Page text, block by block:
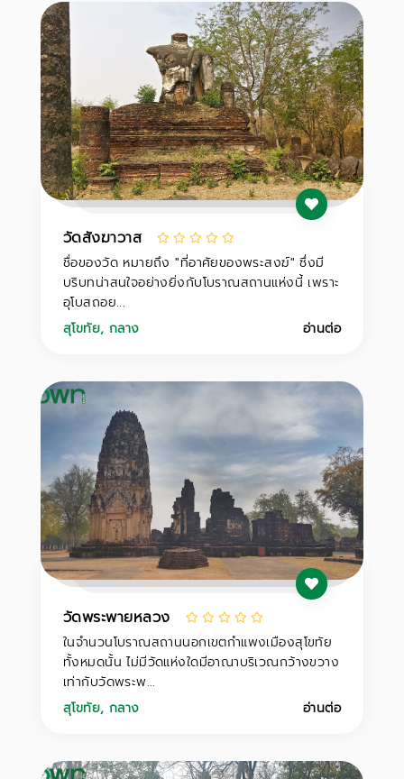
วัดสังฆาวาส
ชื่อของวัด หมายถึง "ที่อาศัยของพระสงฆ์" ซึ่งมี
บริบทน่าสนใจอย่างยิ่งกับโบราณสถานแห่งนี้ เพราะ
อุโบสถอย...
สุโขทัย, กลาง อ่านต่อ
วัดพระพายหลวง
ในจำนวนโบราณสถานนอกเขตกำแพงเมืองสุโขทัย
ทั้งหมดนั้น ไม่มีวัดแห่งใดมีอาณาบริเวณกว้างขวาง
เท่ากับวัดพระพ...
สุโขทัย, กลาง อ่านต่อ